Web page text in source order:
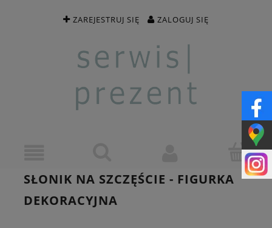
ZAREJESTRUJ SIĘ ZALOGUJ SIĘ
SŁONIK NA SZCZĘŚCIE - FIGURKA
DEKORACYJNA